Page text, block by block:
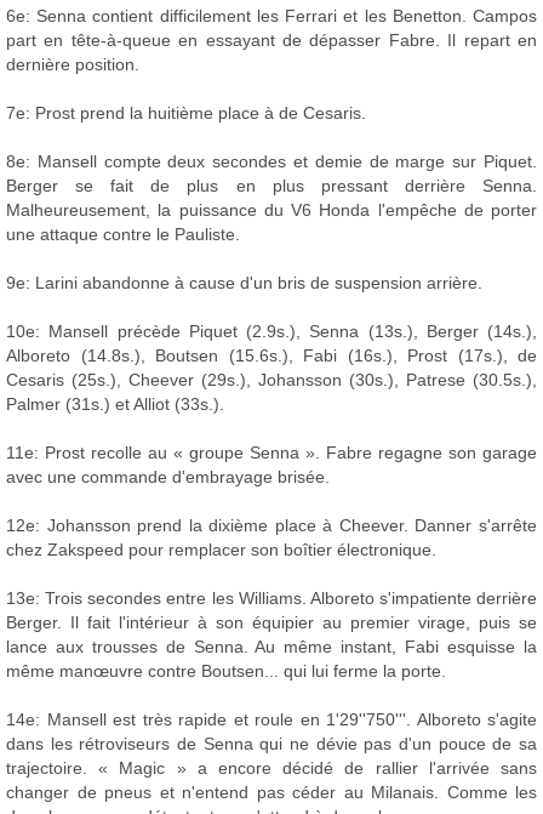
6e: Senna contient difficilement les Ferrari et les Benetton. Campos
part en tête-à-queue en essayant de dépasser Fabre. Il repart en
dernière position.
7e: Prost prend la huitième place à de Cesaris.
8e: Mansell compte deux secondes et demie de marge sur Piquet.
Berger se fait de plus en plus pressant derrière Senna.
Malheureusement, la puissance du V6 Honda l'empêche de porter
une attaque contre le Pauliste.
9e: Larini abandonne à cause d'un bris de suspension arrière.
10e: Mansell précède Piquet (2.9s.), Senna (13s.), Berger (14s.),
Alboreto (14.8s.), Boutsen (15.6s.), Fabi (16s.), Prost (17s.), de
Cesaris (25s.), Cheever (29s.), Johansson (30s.), Patrese (30.5s.),
Palmer (31s.) et Alliot (33s.).
11e: Prost recolle au « groupe Senna ». Fabre regagne son garage
avec une commande d'embrayage brisée.
12e: Johansson prend la dixième place à Cheever. Danner s'arrête
chez Zakspeed pour remplacer son boîtier électronique.
13e: Trois secondes entre les Williams. Alboreto s'impatiente derrière
Berger. Il fait l'intérieur à son équipier au premier virage, puis se
lance aux trousses de Senna. Au même instant, Fabi esquisse la
même manœuvre contre Boutsen... qui lui ferme la porte.
14e: Mansell est très rapide et roule en 1'29''750'''. Alboreto s'agite
dans les rétroviseurs de Senna qui ne dévie pas d'un pouce de sa
trajectoire. « Magic » a encore décidé de rallier l'arrivée sans
changer de pneus et n'entend pas céder au Milanais. Comme les